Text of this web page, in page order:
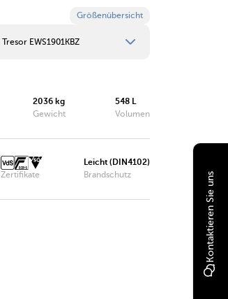
Kontaktieren Sie uns
Größenübersicht
EWS1901KBZ
EWS1000KBZ
EWS1200KBZ
EWS1901KBZ
2036 kg
Gewicht
548 L
Volumen
Zertifikate
Leicht (DIN4102)
Brandschutz